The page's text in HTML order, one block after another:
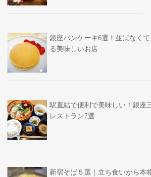
銀座パンケーキ6選！並ばなく
る美味しいお店
駅直結で便利で美味しい！銀座
レストラン7選
新宿そば５選｜立ち食いから本